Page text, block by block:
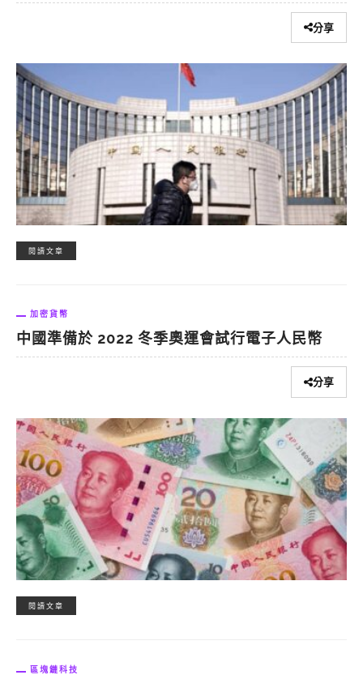
分享
閱讀文章
加密貨幣
中國準備於 2022 冬季奧運會試行電子人民幣
分享
閱讀文章
區塊鏈科技